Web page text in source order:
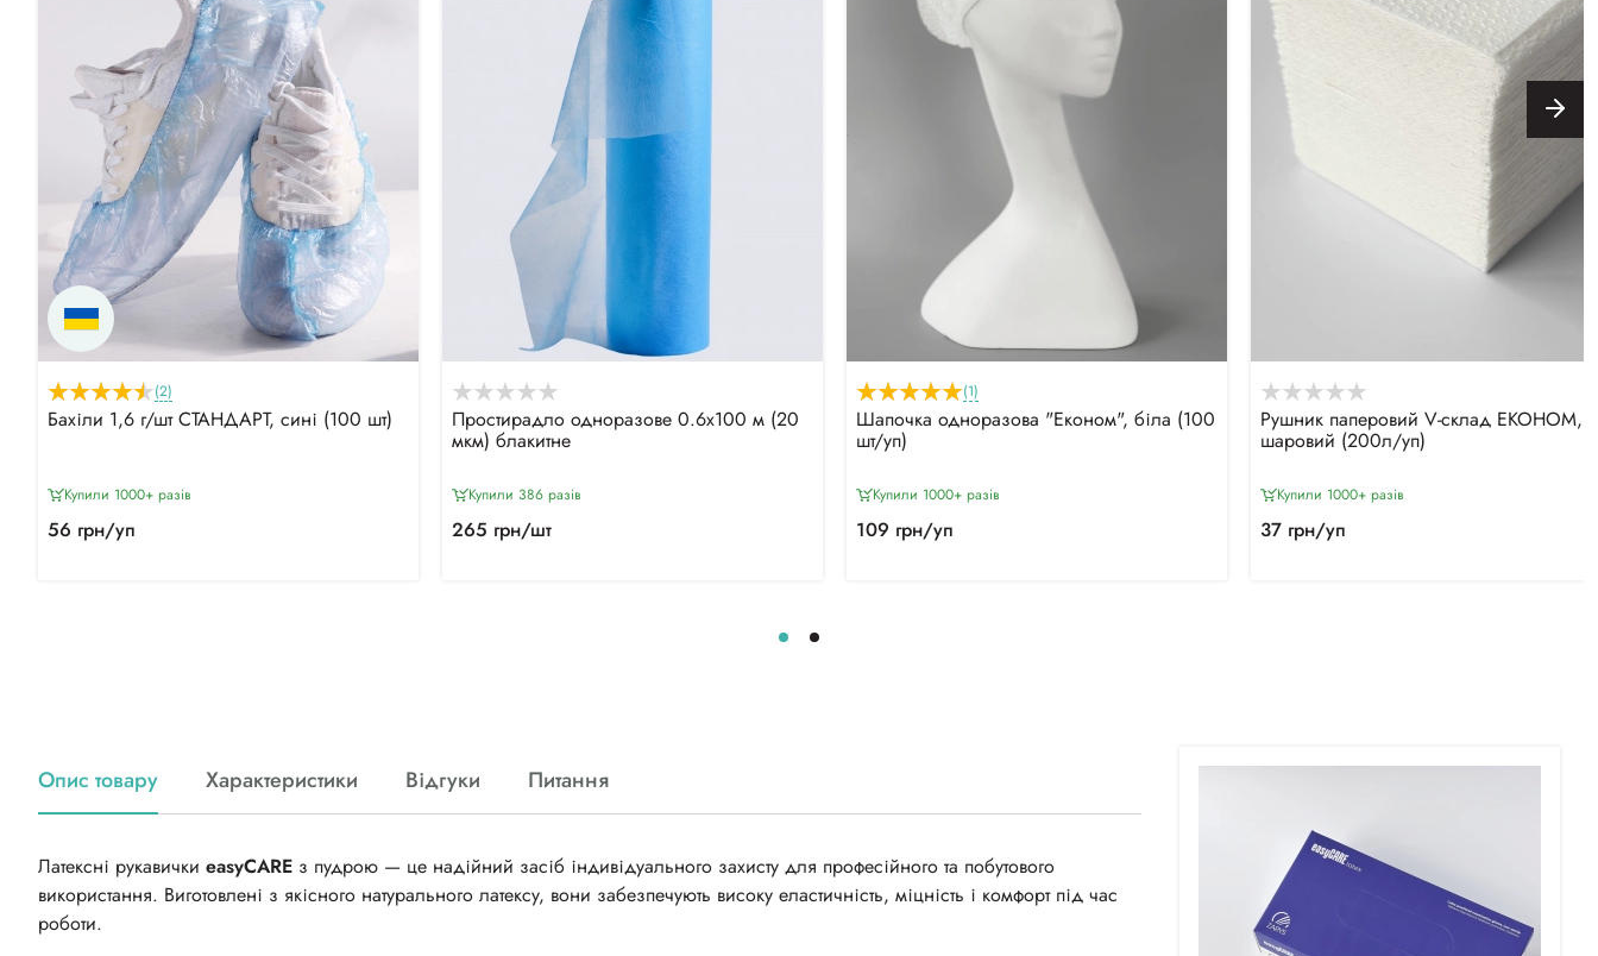
(2)
Бахіли 1,6 г/шт СТАНДАРТ, сині (100 шт)
Купили 1000+ разiв
56 грн/уп
Простирадло одноразове 0.6х100 м (20
мкм) блакитне
Купили 386 разiв
265 грн/шт
(1)
Шапочка одноразова "Економ", біла (100
шт/уп)
Купили 1000+ разiв
109 грн/уп
Рушник паперовий V-склад ЕКОНОМ,
шаровий (200л/уп)
Купили 1000+ разiв
37 грн/уп
Опис товару Характеристики Відгуки Питання
Латексні рукавички easyCARE з пудрою — це надійний засіб індивідуального захисту для професійного та побутового
використання. Виготовлені з якісного натурального латексу, вони забезпечують високу еластичність, міцність і комфорт під час
роботи.